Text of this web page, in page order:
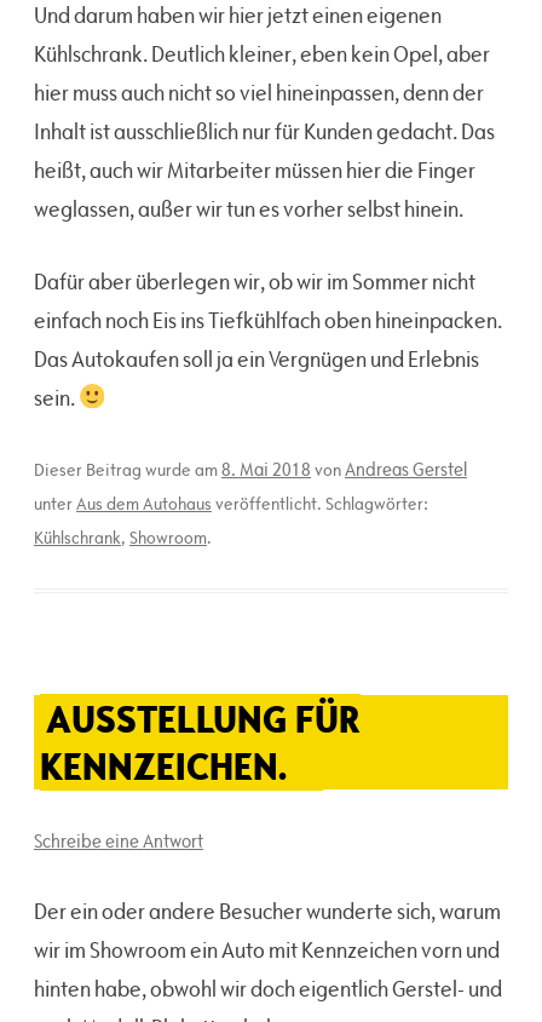
Und darum haben wir hier jetzt einen eigenen
Kühlschrank. Deutlich kleiner, eben kein Opel, aber
hier muss auch nicht so viel hineinpassen, denn der
Inhalt ist ausschließlich nur für Kunden gedacht. Das
heißt, auch wir Mitarbeiter müssen hier die Finger
weglassen, außer wir tun es vorher selbst hinein.
Dafür aber überlegen wir, ob wir im Sommer nicht
einfach noch Eis ins Tiefkühlfach oben hineinpacken.
Das Autokaufen soll ja ein Vergnügen und Erlebnis
sein.
Dieser Beitrag wurde am8. Mai 2018 vonAndreas Gerstel
unterAus dem Autohaus veröffentlicht. Schlagwörter:
Kühlschrank, Showroom.
AUSSTELLUNG FÜR
KENNZEICHEN.
Schreibe eine Antwort
Der ein oder andere Besucher wunderte sich, warum
wir im Showroom ein Auto mit Kennzeichen vorn und
hinten habe, obwohl wir doch eigentlich Gerstel- und